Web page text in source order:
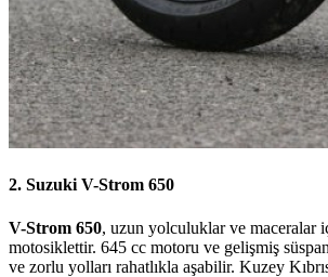
2. Suzuki V-Strom 650
V-Strom 650, uzun yolculuklar ve maceralar
motosiklettir. 645 cc motoru ve gelişmiş
ve zorlu yolları rahatlıkla aşabilir. Kuzey